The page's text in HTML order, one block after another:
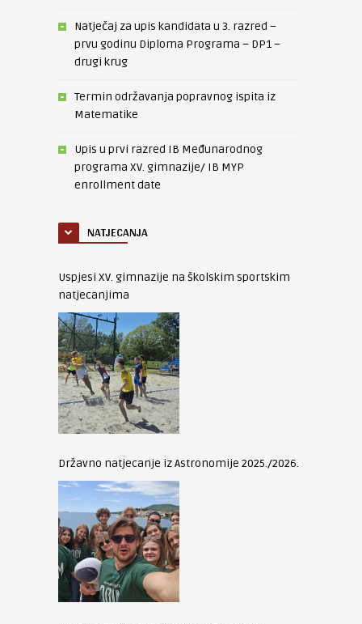
Natječaj za upis kandidata u 3. razred –
prvu godinu Diploma Programa – DP1 –
drugi krug
Termin održavanja popravnog ispita iz
Matematike
Upis u prvi razred IB Međunarodnog
programa XV. gimnazije/ IB MYP
enrollment date
NATJECANJA
Uspjesi XV. gimnazije na školskim sportskim
natjecanjima
Državno natjecanje iz Astronomije 2025./2026.